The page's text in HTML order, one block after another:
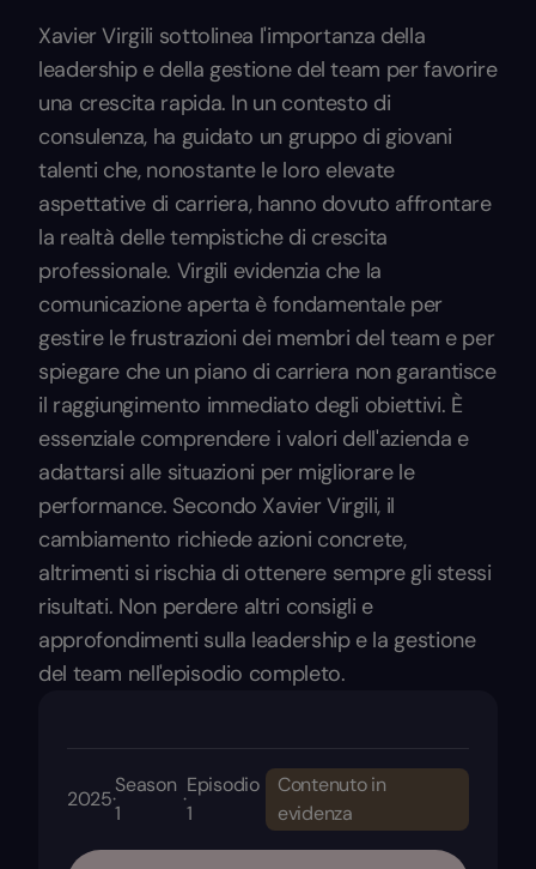
Xavier Virgili sottolinea l'importanza della
leadership e della gestione del team per favorire
una crescita rapida. In un contesto di
consulenza, ha guidato un gruppo di giovani
talenti che, nonostante le loro elevate
aspettative di carriera, hanno dovuto affrontare
la realtà delle tempistiche di crescita
professionale. Virgili evidenzia che la
comunicazione aperta è fondamentale per
gestire le frustrazioni dei membri del team e per
spiegare che un piano di carriera non garantisce
il raggiungimento immediato degli obiettivi. È
essenziale comprendere i valori dell'azienda e
adattarsi alle situazioni per migliorare le
performance. Secondo Xavier Virgili, il
cambiamento richiede azioni concrete,
altrimenti si rischia di ottenere sempre gli stessi
risultati. Non perdere altri consigli e
approfondimenti sulla leadership e la gestione
del team nell'episodio completo.
2025·
Season
1
·
Episodio
1
Contenuto in
evidenza